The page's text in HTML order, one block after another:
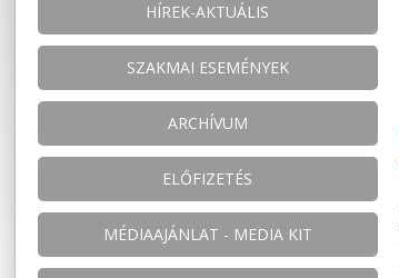
HÍREK-AKTUÁLIS
SZAKMAI ESEMÉNYEK
ARCHÍVUM
ELŐFIZETÉS
MÉDIAAJÁNLAT - MEDIA KIT